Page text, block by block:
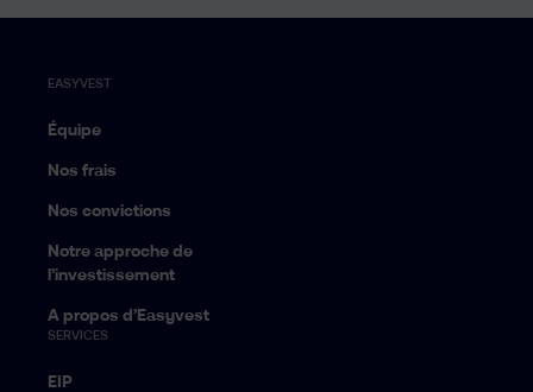
EASYVEST
Équipe
Nos frais
Nos convictions
Notre approche de
l’investissement
A propos d’Easyvest
SERVICES
EIP